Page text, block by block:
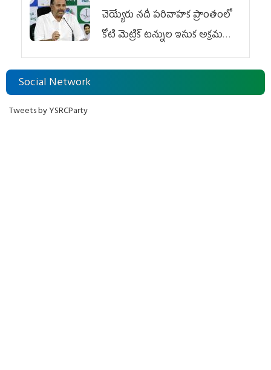
చెయ్యేరు నదీ పరివాహక ప్రాంతంలో
కోటి మెట్రిక్ టన్నుల ఇసుక అక్రమ
రవాణా
Social Network
Tweets by YSRCParty